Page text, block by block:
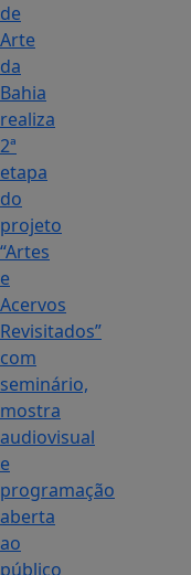
de
Arte
da
Bahia
realiza
2ª
etapa
do
projeto
“Artes
e
Acervos
Revisitados”
com
seminário,
mostra
audiovisual
e
programação
aberta
ao
público